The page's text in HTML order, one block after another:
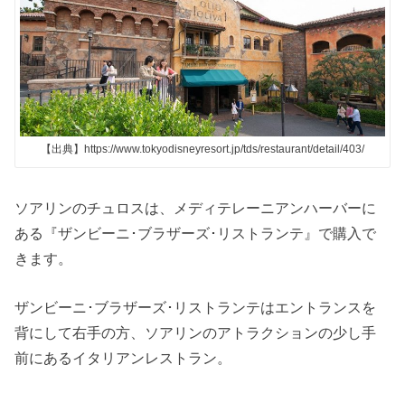
【出典】https://www.tokyodisneyresort.jp/tds/restaurant/detail/403/
ソアリンのチュロスは、メディテレーニアンハーバーに
ある『ザンビーニ･ブラザーズ･リストランテ』で購入で
きます。
ザンビーニ･ブラザーズ･リストランテはエントランスを
背にして右手の方、ソアリンのアトラクションの少し手
前にあるイタリアンレストラン。